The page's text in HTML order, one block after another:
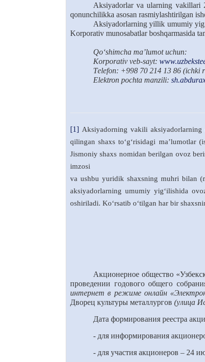
Aksiyadorlar va ularning vakillari
qonunchilikka asosan rasmiylashtirilgan
Aksiyadorlarning yillik umumiy
Korporativ munosabatlar boshqarmasida
Qo‘shimchama’lumot uchun:
Korporativveb-sayt:
Telefon: +998 70 214 13 86 (ichki
Elektron pochta manzili:
[1] Aksiyadorning vakili aksiyadorlarning
qilingan shaxs to‘g‘risidagi
Jismoniy shaxs nomidan berilgan ovoz
imzosi
va ushbu yuridik shaxsning muhri bilan
aksiyadorlarning umumiy yig‘ilishida
oshiriladi. Ko‘rsatib o‘tilgan har bir
Акционерное общество
проведении годового общего
интернет в режиме онлайн
Дворец культуры металлургов (улица
Дата формирования реестра
- для информирования
- для участия акционеров – 24